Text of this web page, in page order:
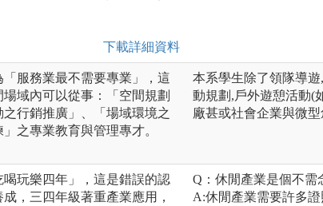
下載詳細資料
服務業最不需要專業」，這
域內可以從事：「空間規劃
行銷推廣」、「場域環境之
之專業教育與管理專才。
本系學生除了領隊導
動規劃,戶外遊憩活動(
廠甚或社會企業與微
玩樂四年」，這是錯誤的認
，三四年級著重產業應用，
Q：休閒產業是個不需
A:休閒產業需要許多